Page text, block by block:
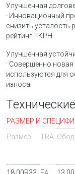
Улучшенная
· Инновационный
снизить усталость
рейтинг TKPH
Улучшенная
· Совершенно
используются для
износа.
РАЗМЕР И
Размер
TRA Обод